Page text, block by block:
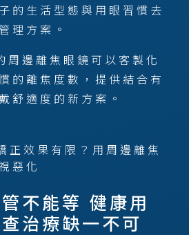
的生活型態與用眼習慣去
理方案。
周邊離焦眼鏡可以客製化
的離焦度數，提供結合有
舒適度的新方案。
不能等 健康用
治療缺一不可